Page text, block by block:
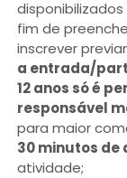
fim de
inscrever
a entrada/
12 anos só é
responsável
para maior
30 minutos
atividade;